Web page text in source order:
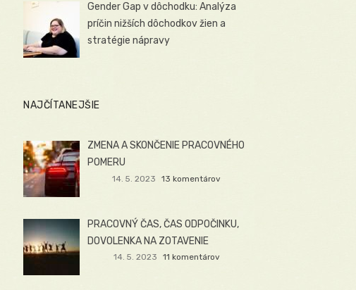
Gender Gap v dôchodku: Analýza
príčin nižších dôchodkov žien a
stratégie nápravy
NAJČÍTANEJŠIE
ZMENA A SKONČENIE PRACOVNÉHO
POMERU
14. 5. 2023 13 komentárov
PRACOVNÝ ČAS, ČAS ODPOČINKU,
DOVOLENKA NA ZOTAVENIE
14. 5. 2023 11 komentárov